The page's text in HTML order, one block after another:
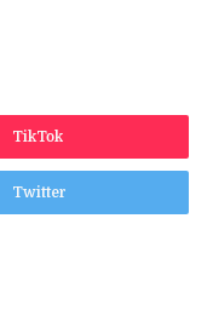
TikTok
Twitter